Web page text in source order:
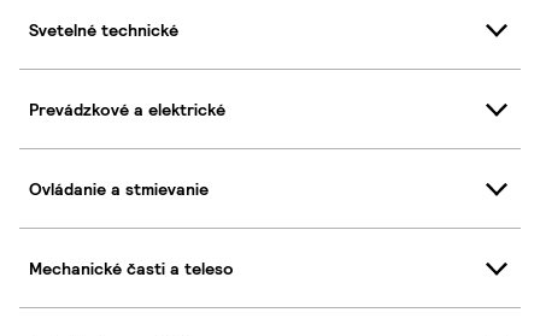
Svetelné technické
Prevádzkové a elektrické
Ovládanie a stmievanie
Mechanické časti a teleso